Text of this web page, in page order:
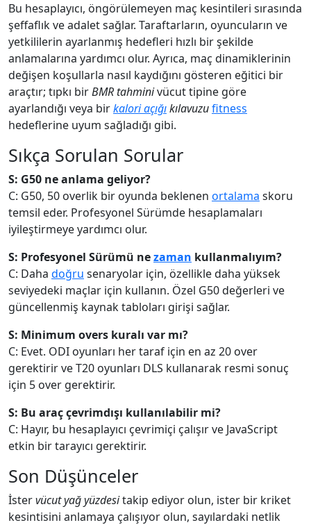
Bu hesaplayıcı, öngörülemeyen maç kesintileri sırasında
şeffaflık ve adalet sağlar. Taraftarların, oyuncuların ve
yetkililerin ayarlanmış hedefleri hızlı bir şekilde
anlamalarına yardımcı olur. Ayrıca, maç dinamiklerinin
değişen koşullarla nasıl kaydığını gösteren eğitici bir
araçtır; tıpkı birBMR tahminivücut tipine göre
ayarlandığı veya birkalori açığıkılavuzufitness
hedeflerine uyum sağladığı gibi.
Sıkça Sorulan Sorular
S: G50 ne anlama geliyor?
C: G50, 50 overlik bir oyunda beklenen ortalama skoru
temsil eder. Profesyonel Sürümde hesaplamaları
iyileştirmeye yardımcı olur.
S: Profesyonel Sürümü nezaman kullanmalıyım?
C: Daha doğru senaryolar için, özellikle daha yüksek
seviyedeki maçlar için kullanın. Özel G50 değerleri ve
güncellenmiş kaynak tabloları girişi sağlar.
S: Minimum overs kuralı var mı?
C: Evet. ODI oyunları her taraf için en az 20 over
gerektirir ve T20 oyunları DLS kullanarak resmi sonuç
için 5 over gerektirir.
S: Bu araç çevrimdışı kullanılabilir mi?
C: Hayır, bu hesaplayıcı çevrimiçi çalışır ve JavaScript
etkin bir tarayıcı gerektirir.
Son Düşünceler
İstervücut yağ yüzdesitakip ediyor olun, ister bir kriket
kesintisini anlamaya çalışıyor olun, sayılardaki netlik